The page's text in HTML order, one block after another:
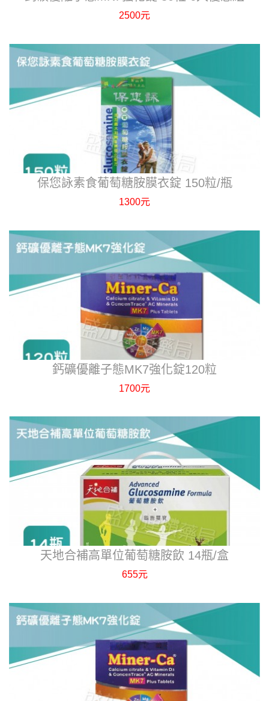
2500元
保您詠素食葡萄糖胺膜衣錠 150粒/瓶
1300元
鈣礦優離子態MK7強化錠120粒
1700元
天地合補高單位葡萄糖胺飲 14瓶/盒
655元